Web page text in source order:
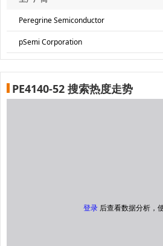
Peregrine Semiconductor
pSemi Corporation
PE4140-52 搜索热度走势
登录 后查看数据分析，